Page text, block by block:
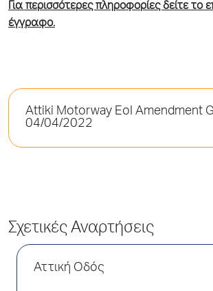
Για περισσότερες πληροφορίες δείτε το
έγγραφο.
Attiki Motorway EoI Amendment
04/04/2022
Σχετικές Αναρτήσεις
Αττική Οδός